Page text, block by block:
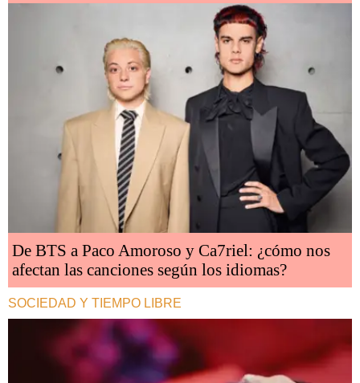
De BTS a Paco Amoroso y Ca7riel: ¿cómo nos
afectan las canciones según los idiomas?
SOCIEDAD Y TIEMPO LIBRE